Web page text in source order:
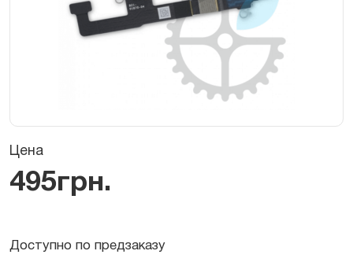
Цена
495грн.
Доступно по предзаказу